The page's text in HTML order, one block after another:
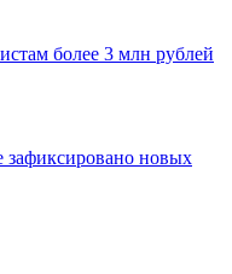
более 3 млн рублей
зафиксировано новых